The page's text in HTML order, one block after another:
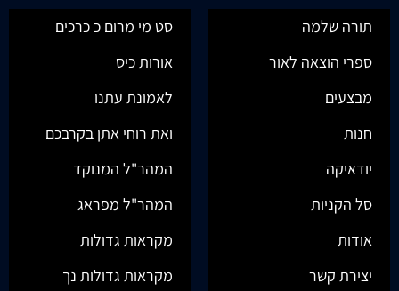
תורה שלמה
ספרי הוצאה לאור
מבצעים
חנות
יודאיקה
סל הקניות
אודות
יצירת קשר
סט מי מרום כ כרכים
אורות כיס
לאמונת עתנו
ואת רוחי אתן בקרבכם
המהר"ל המנוקד
המהר"ל מפראג
מקראות גדולות
מקראות גדולות נך